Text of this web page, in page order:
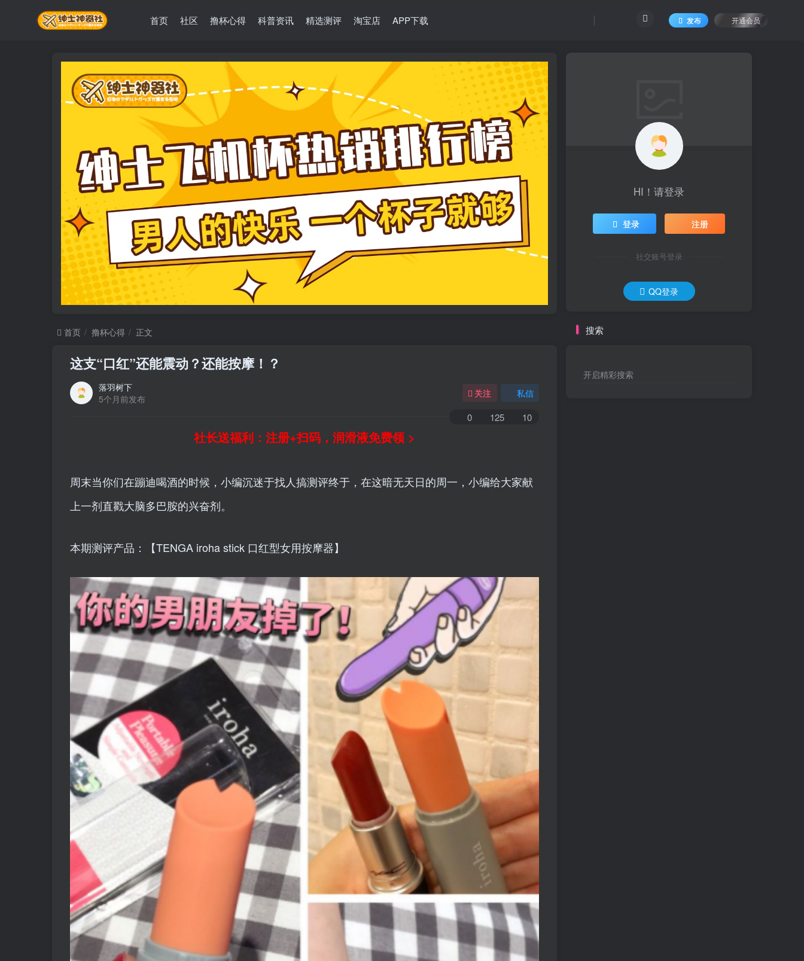
首页 社区 撸杯心得 科普资讯 精选测评 淘宝店 APP下载 发布 开通会员
首页 撸杯心得 正文
这支“口红”还能震动？还能按摩！？
落羽树下
5个月前发布
关注 私信
0 125 10
社长送福利：注册+扫码，润滑液免费领 >
周末当你们在蹦迪喝酒的时候，小编沉迷于找人搞测评终于，在这暗无天日的周一，小编给大家献
上一剂直戳大脑多巴胺的兴奋剂。
本期测评产品：【TENGA iroha stick 口红型女用按摩器】
HI！请登录
登录 注册
社交账号登录
QQ登录
搜索
开启精彩搜索